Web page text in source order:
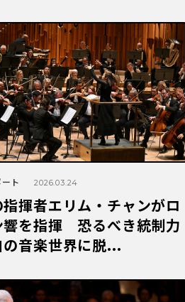
ト 2026.03.24
揮者エリム・チャンがロ
響を指揮 恐るべき統制力
の音楽世界に脱...